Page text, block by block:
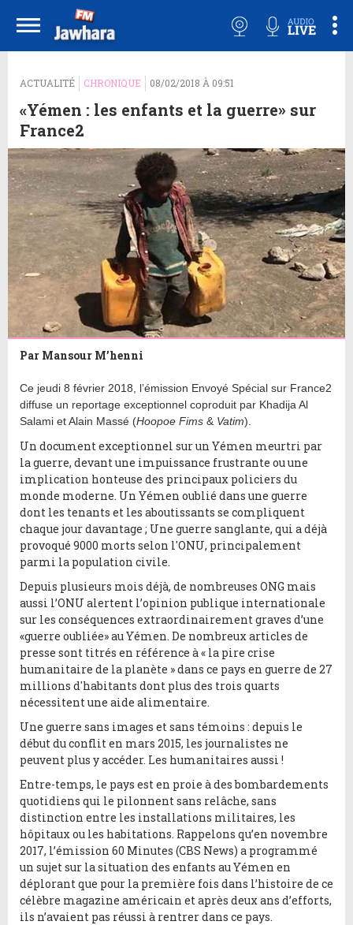
ACTUALITÉ CHRONIQUE 08/02/2018 À 09:51
«Yémen : les enfants et la guerre» sur
France2
Par Mansour M’henni
Ce jeudi 8 février 2018, l’émission Envoyé Spécial sur France2
diffuse un reportage exceptionnel coproduit par Khadija Al
Salami et Alain Massé (Hoopoe Fims & Vatim).
Un document exceptionnel sur un Yémen meurtri par
la guerre, devant une impuissance frustrante ou une
implication honteuse des principaux policiers du
monde moderne. Un Yémen oublié dans une guerre
dont les tenants et les aboutissants se compliquent
chaque jour davantage ; Une guerre sanglante, qui a déjà
provoqué 9000 morts selon l'ONU, principalement
parmi la population civile.
Depuis plusieurs mois déjà, de nombreuses ONG mais
aussi l’ONU alertent l’opinion publique internationale
sur les conséquences extraordinairement graves d’une
«guerre oubliée» au Yémen. De nombreux articles de
presse sont titrés en référence à « la pire crise
humanitaire de la planète » dans ce pays en guerre de 27
millions d'habitants dont plus des trois quarts
nécessitent une aide alimentaire.
Une guerre sans images et sans témoins : depuis le
début du conflit en mars 2015, les journalistes ne
peuvent plus y accéder. Les humanitaires aussi !
Entre-temps, le pays est en proie à des bombardements
quotidiens qui le pilonnent sans relâche, sans
distinction entre les installations militaires, les
hôpitaux ou les habitations. Rappelons qu’en novembre
2017, l’émission 60 Minutes (CBS News) a programmé
un sujet sur la situation des enfants au Yémen en
déplorant que pour la première fois dans l’histoire de ce
célèbre magazine américain et après deux ans d’efforts,
ils n’avaient pas réussi à rentrer dans ce pays.